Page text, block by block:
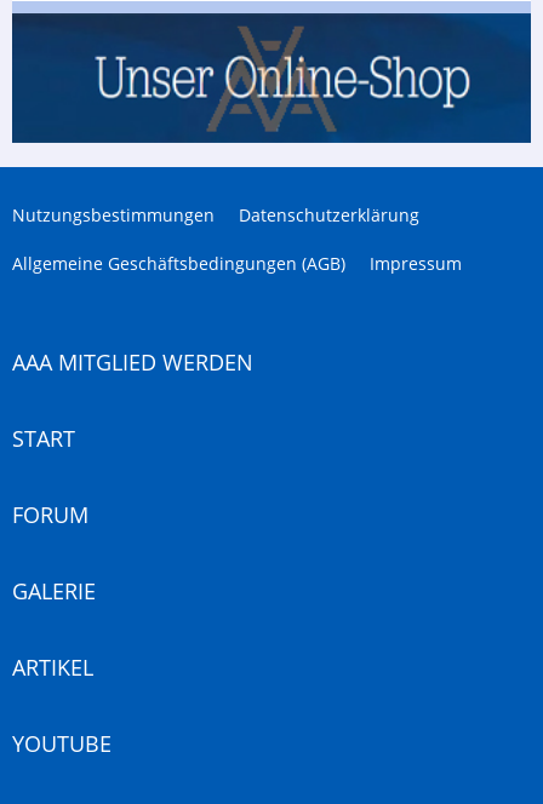
Nutzungsbestimmungen Datenschutzerklärung
Allgemeine Geschäftsbedingungen (AGB) Impressum
AAA MITGLIED WERDEN
START
FORUM
GALERIE
ARTIKEL
YOUTUBE